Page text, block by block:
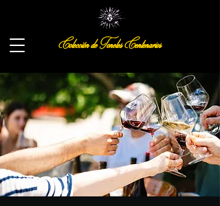
Colección de Toneles Centenarios